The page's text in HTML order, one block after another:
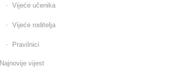
Vijeće učenika
Vijeće roditelja
Pravilnici
Najnovije vijest